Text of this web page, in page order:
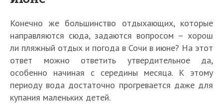
Конечно же большинство отдыхающих, которые
направляются сюда, задаются вопросом – хорош
ли пляжный отдых и погода в Сочи в июне? На этот
ответ можно ответить утвердительное да,
особенно начиная с середины месяца. К этому
периоду вода достаточно прогревается даже для
купания маленьких детей.